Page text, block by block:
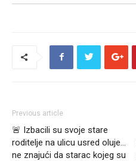
Previous article
🚨 Izbacili su svoje stare
roditelje na ulicu usred oluje…
ne znajući da starac kojeg su